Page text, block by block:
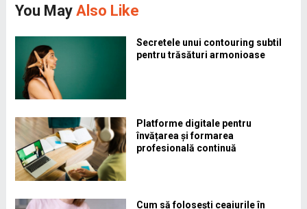
You May Also Like
Secretele unui contouring subtil
pentru trăsături armonioase
Platforme digitale pentru
învățarea și formarea
profesională continuă
Cum să folosești ceaiurile în